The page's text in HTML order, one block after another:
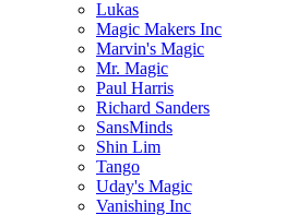
Lukas
Magic Makers Inc
Marvin's Magic
Mr. Magic
Paul Harris
Richard Sanders
SansMinds
Shin Lim
Tango
Uday's Magic
Vanishing Inc